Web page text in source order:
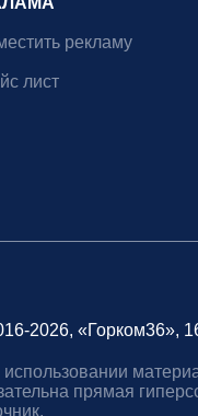
рекламу
лист
2026, «Горком36»,
прямая